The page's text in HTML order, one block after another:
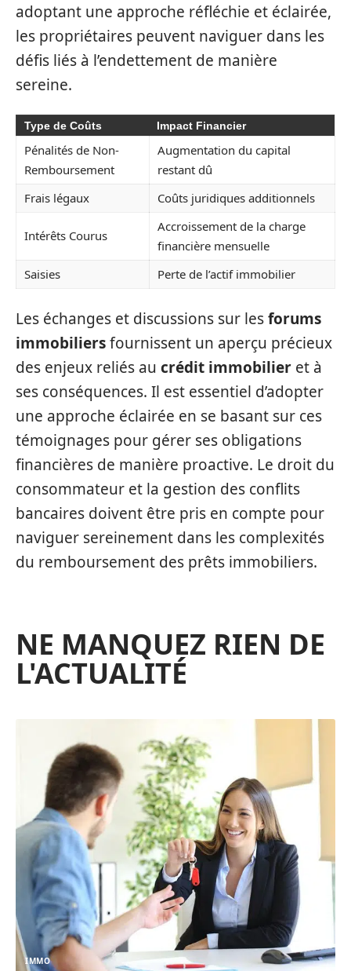
adoptant une approche réfléchie et éclairée,
les propriétaires peuvent naviguer dans les
défis liés à l’endettement de manière
sereine.
Type de Coûts Impact Financier
Pénalités de Non-
Remboursement
Augmentation du capital
restant dû
Frais légaux
Coûts juridiques additionnels
Intérêts Courus
Accroissement de la charge
financière mensuelle
Saisies
Perte de l’actif immobilier
Les échanges et discussions sur lesforums
immobiliersfournissent un aperçu précieux
des enjeux reliés au crédit immobilier et à
ses conséquences. Il est essentiel d’adopter
une approche éclairée en se basant sur ces
témoignages pour gérer ses obligations
financières de manière proactive. Le droit du
consommateur et la gestion des conflits
bancaires doivent être pris en compte pour
naviguer sereinement dans les complexités
du remboursement des prêts immobiliers.
NE MANQUEZ RIEN DE
L'ACTUALITÉ
IMMO